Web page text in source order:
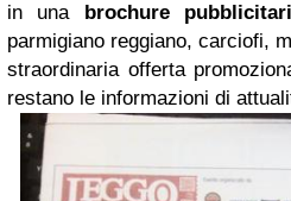
in una brochure
parmigiano reggiano, carciofi,
straordinaria offerta
restano le informazioni di